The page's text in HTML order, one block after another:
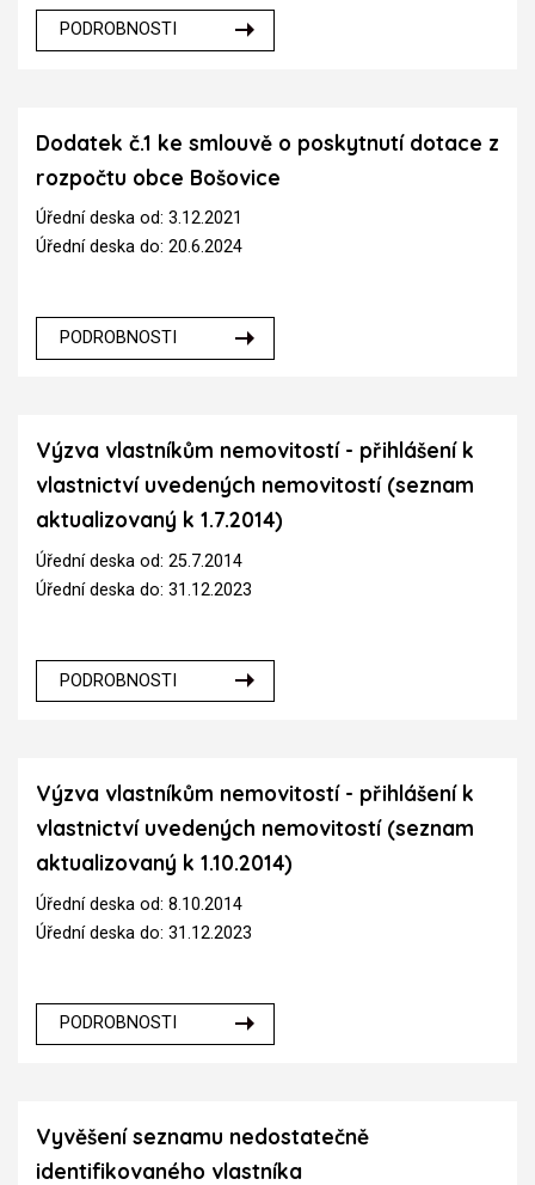
PODROBNOSTI
Dodatek č.1 ke smlouvě o poskytnutí dotace z
rozpočtu obce Bošovice
Úřední deska od: 3.12.2021
Úřední deska do: 20.6.2024
PODROBNOSTI
Výzva vlastníkům nemovitostí - přihlášení k
vlastnictví uvedených nemovitostí (seznam
aktualizovaný k 1.7.2014)
Úřední deska od: 25.7.2014
Úřední deska do: 31.12.2023
PODROBNOSTI
Výzva vlastníkům nemovitostí - přihlášení k
vlastnictví uvedených nemovitostí (seznam
aktualizovaný k 1.10.2014)
Úřední deska od: 8.10.2014
Úřední deska do: 31.12.2023
PODROBNOSTI
Vyvěšení seznamu nedostatečně
identifikovaného vlastníka